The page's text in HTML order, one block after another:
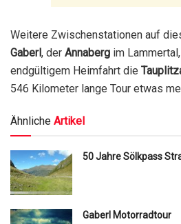
Weitere Zwischenstationen auf
Gaberl, der Annaberg im Lammertal,
endgültigem Heimfahrt die
546 Kilometer lange Tour etwas
Ähnliche Artikel
50 Jahre Sölkpass
Gaberl Motorradtour